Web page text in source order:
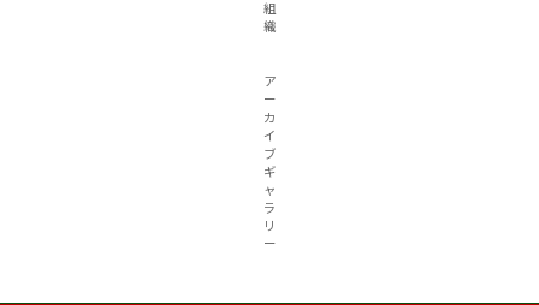
組
織
ア
ー
カ
イ
ブ
ギ
ャ
ラ
リ
ー